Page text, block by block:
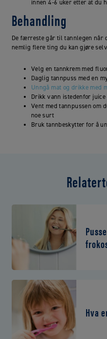
innen 4-6 uker etter at du
Behandling
De færreste går til tannlegen når
nemlig flere ting du kan gjøre
Velg en tannkrem med
Daglig tannpuss med en
Unngå mat og drikke med
Drikk vann istedenfor
Vent med tannpussen om
noe surt
Bruk tannbeskytter for å
Hva